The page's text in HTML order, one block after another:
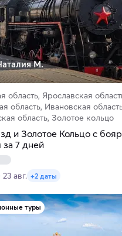
М.
область, Ярославская
область, Ивановская
область, Золотое кольцо
и Золотое Кольцо с
7 дней
23 авг. +2 даты
туры